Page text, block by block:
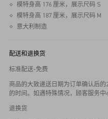
模特身高 176 厘米，展示尺码 S
模特身高 187 厘米，展示尺码 M
意大利制造
配送和退换货
标准配送-免费
商品的大致递送日期为订单确认后
的时间。如遇特殊情况，顾客服务中
退换货